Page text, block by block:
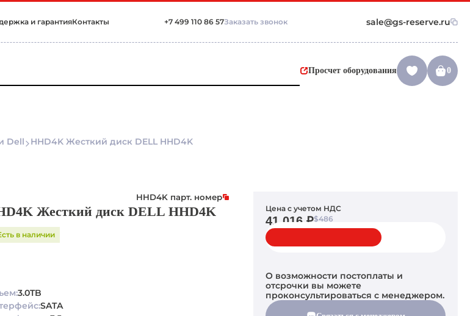
и гарантияКонтакты +7 499 110 86 57Заказать звонок sale@gs-reserve.ru
Просчет оборудования 0
Dell HHD4K Жесткий диск DELL HHD4K
HHD4K парт. номер
Жесткий диск DELL HHD4K
в наличии
3.0TB
SATA
Цена с учетом НДС
41 016 ₽$486
О возможности постоплаты и
отсрочки вы можете
проконсультироваться с менеджером.